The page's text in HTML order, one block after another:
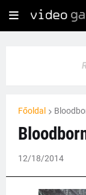
Főoldal
12/18/2014